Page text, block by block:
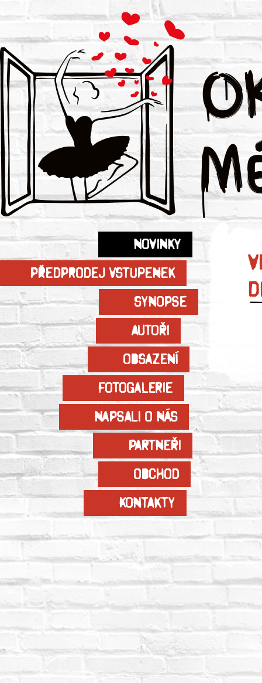
Novinky
Předprodej vstupenek
Synopse
Autoři
Obsazení
Fotogalerie
Napsali o nás
Partneři
Obchod
Kontakty